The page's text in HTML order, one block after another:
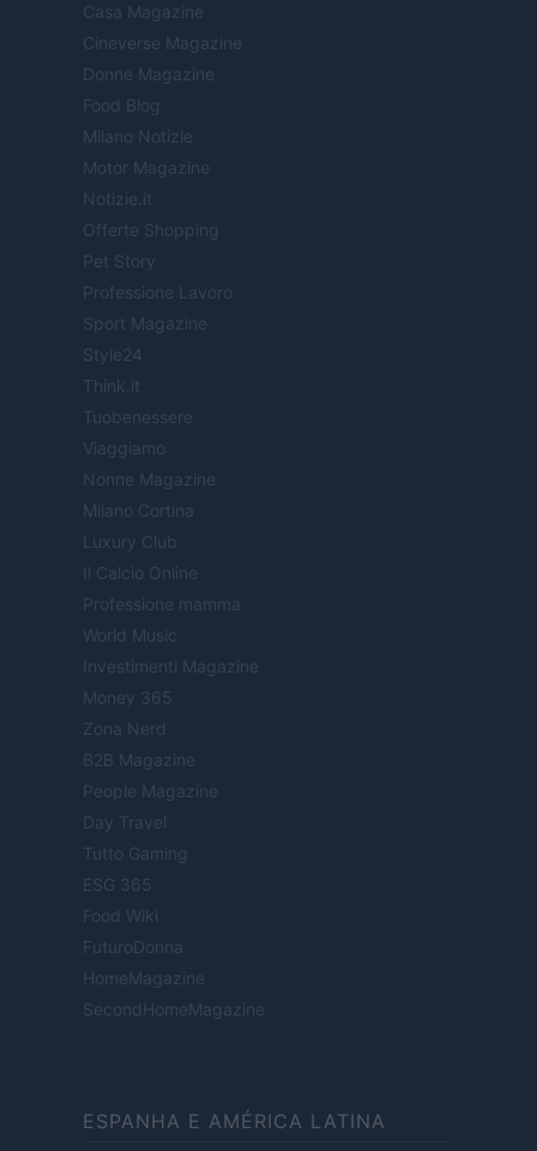
Casa Magazine
Cineverse Magazine
Donne Magazine
Food Blog
Milano Notizie
Motor Magazine
Notizie.it
Offerte Shopping
Pet Story
Professione Lavoro
Sport Magazine
Style24
Think.it
Tuobenessere
Viaggiamo
Nonne Magazine
Milano Cortina
Luxury Club
Il Calcio Online
Professione mamma
World Music
Investimenti Magazine
Money 365
Zona Nerd
B2B Magazine
People Magazine
Day Travel
Tutto Gaming
ESG 365
Food Wiki
FuturoDonna
HomeMagazine
SecondHomeMagazine
ESPANHA E AMÉRICA LATINA